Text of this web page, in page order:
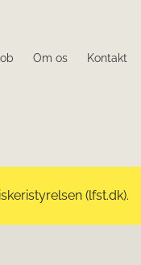
Om os Kontakt
(lfst.dk).